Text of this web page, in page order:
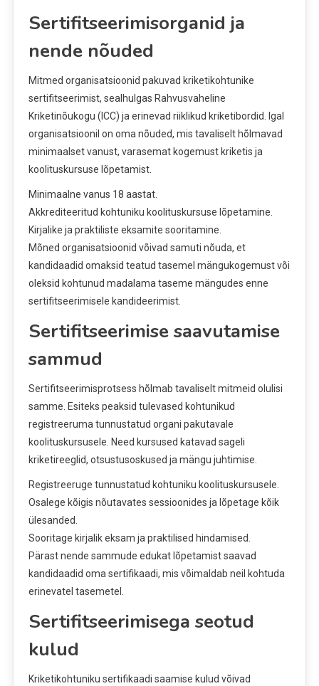
Sertifitseerimisorganid ja
nende nõuded
Mitmed organisatsioonid pakuvad kriketikohtunike
sertifitseerimist, sealhulgas Rahvusvaheline
Kriketinõukogu (ICC) ja erinevad riiklikud kriketibordid. Igal
organisatsioonil on oma nõuded, mis tavaliselt hõlmavad
minimaalset vanust, varasemat kogemust kriketis ja
koolituskursuse lõpetamist.
Minimaalne vanus 18 aastat.
Akkrediteeritud kohtuniku koolituskursuse lõpetamine.
Kirjalike ja praktiliste eksamite sooritamine.
Mõned organisatsioonid võivad samuti nõuda, et
kandidaadid omaksid teatud tasemel mängukogemust või
oleksid kohtunud madalama taseme mängudes enne
sertifitseerimisele kandideerimist.
Sertifitseerimise saavutamise
sammud
Sertifitseerimisprotsess hõlmab tavaliselt mitmeid olulisi
samme. Esiteks peaksid tulevased kohtunikud
registreeruma tunnustatud organi pakutavale
koolituskursusele. Need kursused katavad sageli
kriketireeglid, otsustusoskused ja mängu juhtimise.
Registreeruge tunnustatud kohtuniku koolituskursusele.
Osalege kõigis nõutavates sessioonides ja lõpetage kõik
ülesanded.
Sooritage kirjalik eksam ja praktilised hindamised.
Pärast nende sammude edukat lõpetamist saavad
kandidaadid oma sertifikaadi, mis võimaldab neil kohtuda
erinevatel tasemetel.
Sertifitseerimisega seotud
kulud
Kriketikohtuniku sertifikaadi saamise kulud võivad